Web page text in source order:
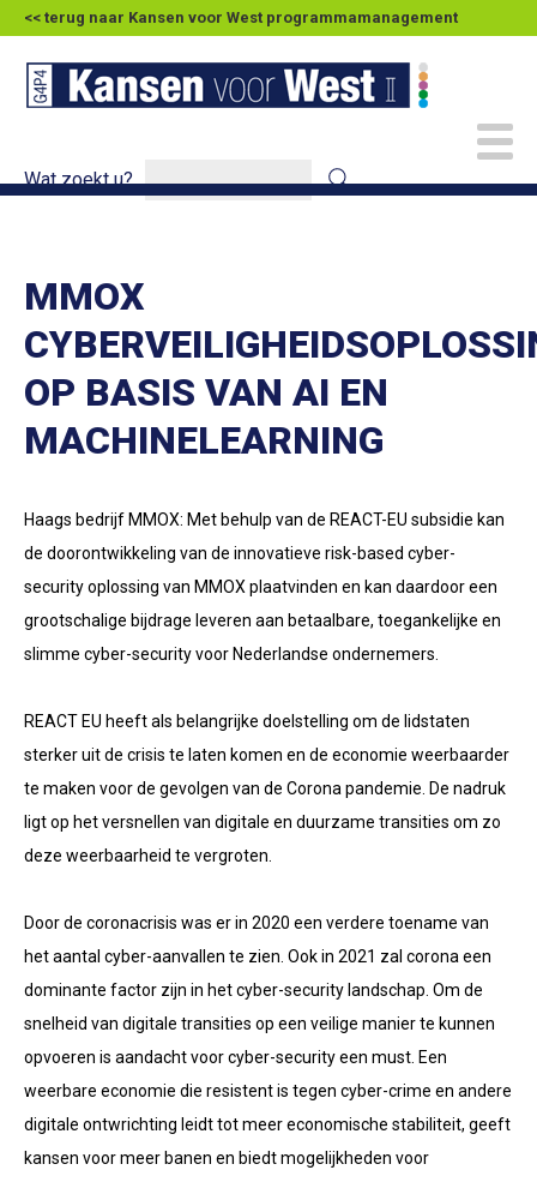
<< terug naar Kansen voor West programmamanagement
Wat zoekt u?
MMOX
OP BASIS VAN AI EN
MACHINELEARNING
Haags bedrijf MMOX: Met behulp van de REACT-EU subsidie kan
de doorontwikkeling van de innovatieve risk-based cyber-
security oplossing van MMOX plaatvinden en kan daardoor een
grootschalige bijdrage leveren aan betaalbare, toegankelijke en
slimme cyber-security voor Nederlandse ondernemers.
REACT EU heeft als belangrijke doelstelling om de lidstaten
sterker uit de crisis te laten komen en de economie weerbaarder
te maken voor de gevolgen van de Corona pandemie. De nadruk
ligt op het versnellen van digitale en duurzame transities om zo
deze weerbaarheid te vergroten.
Door de coronacrisis was er in 2020 een verdere toename van
het aantal cyber-aanvallen te zien. Ook in 2021 zal corona een
dominante factor zijn in het cyber-security landschap. Om de
snelheid van digitale transities op een veilige manier te kunnen
opvoeren is aandacht voor cyber-security een must. Een
weerbare economie die resistent is tegen cyber-crime en andere
digitale ontwrichting leidt tot meer economische stabiliteit, geeft
kansen voor meer banen en biedt mogelijkheden voor